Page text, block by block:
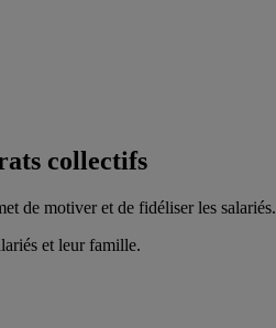
collectifs
de motiver et de fidéliser les salariés.
et leur famille.